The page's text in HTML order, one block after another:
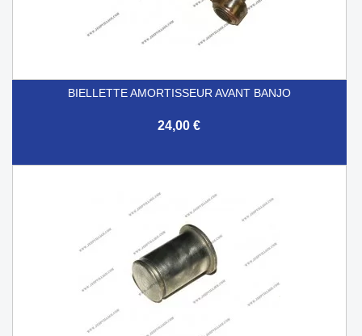
BIELLETTE AMORTISSEUR AVANT BANJO
24,00 €